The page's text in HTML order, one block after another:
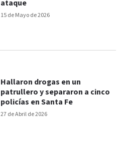
15 de Mayo de 2026
ataque
27 de Abril de 2026
Hallaron drogas en un
patrullero y separaron a cinco
policías en Santa Fe